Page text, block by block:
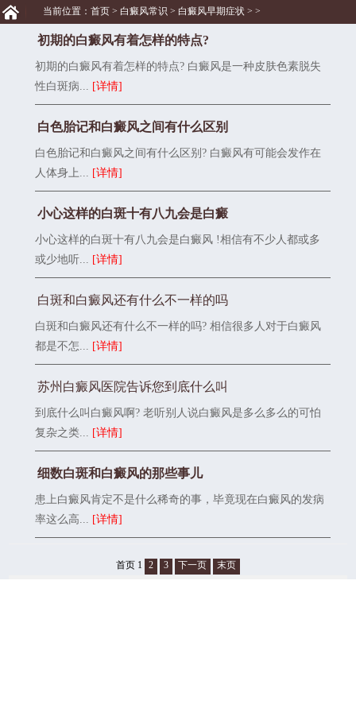
当前位置： 首页> 白癜风常识 > 白癜风早期症状> >
初期的白癜风有着怎样的特点?
初期的白癜风有着怎样的特点? 白癜风是一种皮肤色素脱失
性白斑病... [详情]
白色胎记和白癜风之间有什么区别
白色胎记和白癜风之间有什么区别? 白癜风有可能会发作在
人体身上... [详情]
小心这样的白斑十有八九会是白癜
小心这样的白斑十有八九会是白癜风 !相信有不少人都或多
或少地听... [详情]
白斑和白癜风还有什么不一样的吗
白斑和白癜风还有什么不一样的吗? 相信很多人对于白癜风
都是不怎... [详情]
苏州白癜风医院告诉您到底什么叫
到底什么叫白癜风啊? 老听别人说白癜风是多么多么的可怕
复杂之类... [详情]
细数白斑和白癜风的那些事儿
患上白癜风肯定不是什么稀奇的事，毕竟现在白癜风的发病
率这么高... [详情]
首页 1 2 3 下一页 末页